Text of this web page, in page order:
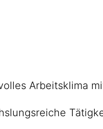
Arbeitsklima